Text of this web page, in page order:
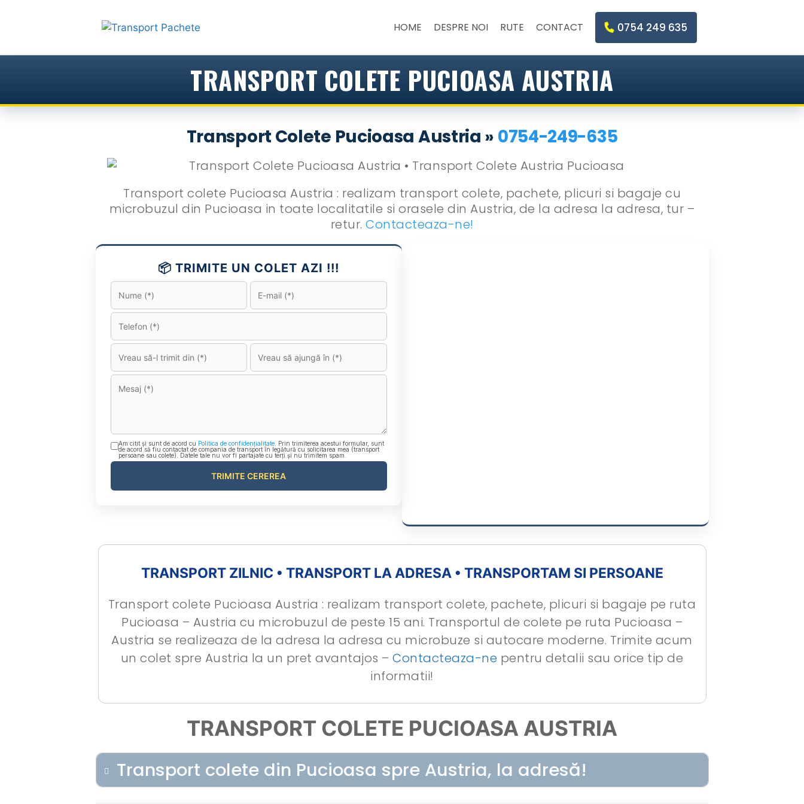
HOME DESPRE NOI RUTE CONTACT 0754 249 635
TRANSPORT COLETE PUCIOASA AUSTRIA
Transport Colete Pucioasa Austria » 0754-249-635
Transport colete Pucioasa Austria : realizam transport colete, pachete, plicuri si bagaje cu
microbuzul din Pucioasa in toate localitatile si orasele din Austria, de la adresa la adresa, tur –
retur. Contacteaza-ne!
📦 TRIMITE UN COLET AZI !!!
Am citit și sunt de acord cu Politica de confidențialitate. Prin trimiterea acestui formular, sunt
de acord să fiu contactat de compania de transport în legătură cu solicitarea mea (transport
persoane sau colete). Datele tale nu vor fi partajate cu terți și nu trimitem spam.
TRANSPORT ZILNIC • TRANSPORT LA ADRESA • TRANSPORTAM SI PERSOANE
Transport colete Pucioasa Austria : realizam transport colete, pachete, plicuri si bagaje pe ruta
Pucioasa – Austria cu microbuzul de peste 15 ani. Transportul de colete pe ruta Pucioasa –
Austria se realizeaza de la adresa la adresa cu microbuze si autocare moderne. Trimite acum
un colet spre Austria la un pret avantajos –Contacteaza-ne pentru detalii sau orice tip de
informatii!
TRANSPORT COLETE PUCIOASA AUSTRIA
Transport colete din Pucioasa spre Austria, la adresă!
Sună 0754 249 635